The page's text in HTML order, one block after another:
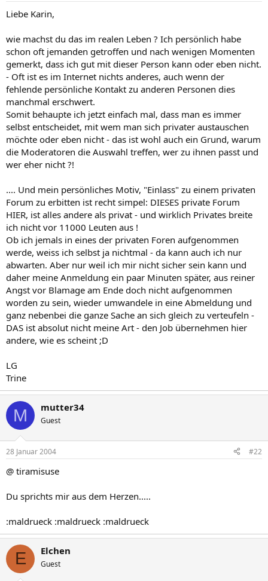
Liebe Karin,
wie machst du das im realen Leben ? Ich persönlich habe
schon oft jemanden getroffen und nach wenigen Momenten
gemerkt, dass ich gut mit dieser Person kann oder eben nicht.
- Oft ist es im Internet nichts anderes, auch wenn der
fehlende persönliche Kontakt zu anderen Personen dies
manchmal erschwert.
Somit behaupte ich jetzt einfach mal, dass man es immer
selbst entscheidet, mit wem man sich privater austauschen
möchte oder eben nicht - das ist wohl auch ein Grund, warum
die Moderatoren die Auswahl treffen, wer zu ihnen passt und
wer eher nicht ?!
.... Und mein persönliches Motiv, "Einlass" zu einem privaten
Forum zu erbitten ist recht simpel: DIESES private Forum
HIER, ist alles andere als privat - und wirklich Privates breite
ich nicht vor 11000 Leuten aus !
Ob ich jemals in eines der privaten Foren aufgenommen
werde, weiss ich selbst ja nichtmal - da kann auch ich nur
abwarten. Aber nur weil ich mir nicht sicher sein kann und
daher meine Anmeldung ein paar Minuten später, aus reiner
Angst vor Blamage am Ende doch nicht aufgenommen
worden zu sein, wieder umwandele in eine Abmeldung und
ganz nebenbei die ganze Sache an sich gleich zu verteufeln -
DAS ist absolut nicht meine Art - den Job übernehmen hier
andere, wie es scheint ;D
LG
Trine
M mutter34
Guest
28 Januar 2004 #22
@ tiramisuse
Du sprichts mir aus dem Herzen.....
:maldrueck :maldrueck :maldrueck
E Elchen
Guest